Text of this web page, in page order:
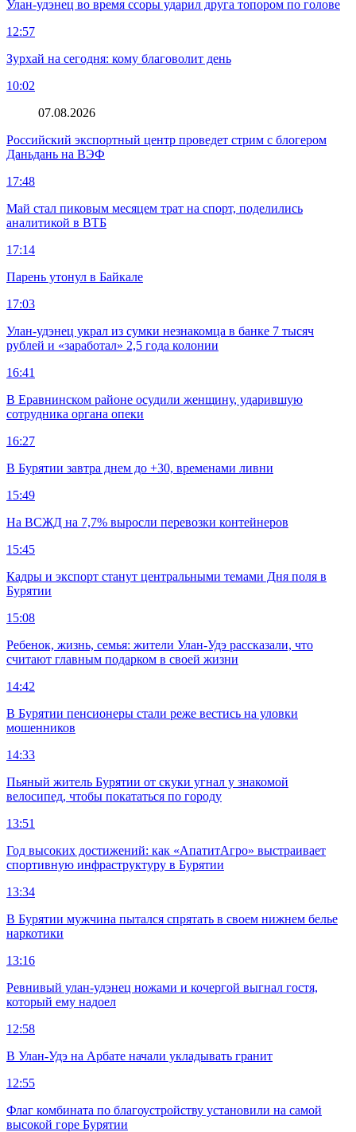
Улан-удэнец во время ссоры ударил друга топором по голове
12:57
Зурхай на сегодня: кому благоволит день
10:02
07.08.2026
Российский экспортный центр проведет стрим с блогером
Даньдань на ВЭФ
17:48
Май стал пиковым месяцем трат на спорт, поделились
аналитикой в ВТБ
17:14
Парень утонул в Байкале
17:03
Улан-удэнец украл из сумки незнакомца в банке 7 тысяч
рублей и «заработал» 2,5 года колонии
16:41
В Еравнинском районе осудили женщину, ударившую
сотрудника органа опеки
16:27
В Бурятии завтра днем до +30, временами ливни
15:49
На ВСЖД на 7,7% выросли перевозки контейнеров
15:45
Кадры и экспорт станут центральными темами Дня поля в
Бурятии
15:08
Ребенок, жизнь, семья: жители Улан-Удэ рассказали, что
считают главным подарком в своей жизни
14:42
В Бурятии пенсионеры стали реже вестись на уловки
мошенников
14:33
Пьяный житель Бурятии от скуки угнал у знакомой
велосипед, чтобы покататься по городу
13:51
Год высоких достижений: как «АпатитАгро» выстраивает
спортивную инфраструктуру в Бурятии
13:34
В Бурятии мужчина пытался спрятать в своем нижнем белье
наркотики
13:16
Ревнивый улан-удэнец ножами и кочергой выгнал гостя,
который ему надоел
12:58
В Улан-Удэ на Арбате начали укладывать гранит
12:55
Флаг комбината по благоустройству установили на самой
высокой горе Бурятии